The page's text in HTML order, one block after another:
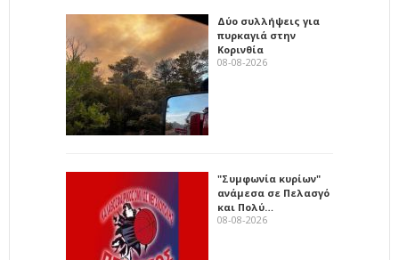
Δύο συλλήψεις για
πυρκαγιά στην
Κορινθία
08-08-2026
"Συμφωνία κυρίων"
ανάμεσα σε Πελασγό
και Πολύ…
08-08-2026